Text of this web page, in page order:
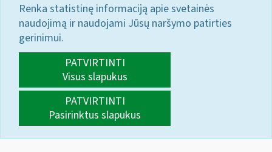
Renka statistinę informaciją apie svetainės
naudojimą ir naudojami Jūsų naršymo patirties
gerinimui.
PATVIRTINTI
Visus slapukus
PATVIRTINTI
Pasirinktus slapukus